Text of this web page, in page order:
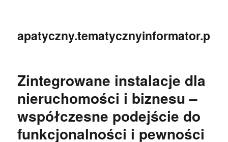
apatyczny.tematycznyinformator.pl
Zintegrowane instalacje dla
nieruchomości i biznesu –
współczesne podejście do
funkcjonalności i pewności